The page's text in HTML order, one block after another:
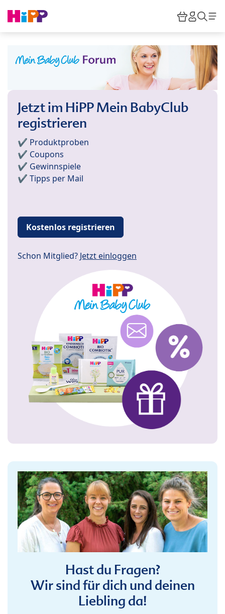
HiPP
Jetzt im HiPP Mein BabyClub
registrieren
✔️ Produktproben
✔️ Coupons
✔️ Gewinnspiele
✔️ Tipps per Mail
Kostenlos registrieren
Schon Mitglied? Jetzt einloggen
Hast du Fragen?
Wir sind für dich und deinen
Liebling da!